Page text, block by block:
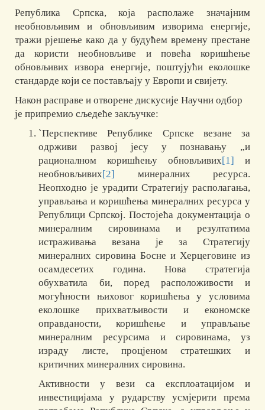
Република Српска, која располаже значајним
необновљивим и обновљивим изворима енергије,
тражи рјешење како да у будућем времену престане
да користи необновљиве и повећа коришћење
обновљивих извора енергије, поштујући еколошке
стандарде који се постављају у Европи и свијету.
Након расправе и отворене дискусије Научни одбор
је припремио сљедеће закључке:
`Перспективе Републике Српске везане за
одрживи развој јесу у познавању „и
рационалном коришћењу обновљивих[1]
и
необновљивих[2]
минералних ресурса.
Неопходно је урадити Стратегију располагања,
управљања и коришћења минералних ресурса у
Републици Српској. Постојећа документација о
минералним сировинама и резултатима
истраживања везана је за Стратегију
минералних сировина Босне и Херцеговине из
осамдесетих година. Нова стратегија
обухватила би, поред расположивости и
могућности њиховог коришћења у условима
еколошке прихватљивости и економске
оправданости, коришћење и управљање
минералним ресурсима и сировинама, уз
израду листе, процјеном стратешких и
критичних минералних сировина.
Активности у вези са експлоатацијом и
инвестицијама у рударству усмјерити према